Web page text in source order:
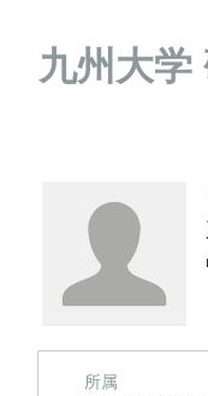
九州大学
所属